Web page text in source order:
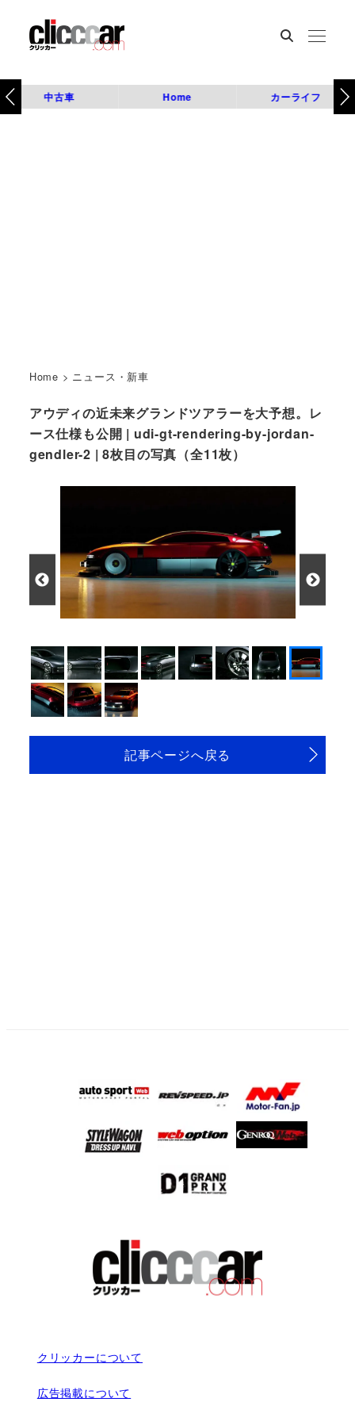
中古車 Home カーライフ
Home > ニュース・新車
アウディの近未来グランドツアラーを大予想。レ
ース仕様も公開 | udi-gt-rendering-by-jordan-
gendler-2 | 8枚目の写真（全11枚）
記事ページへ戻る
クリッカーについて
広告掲載について